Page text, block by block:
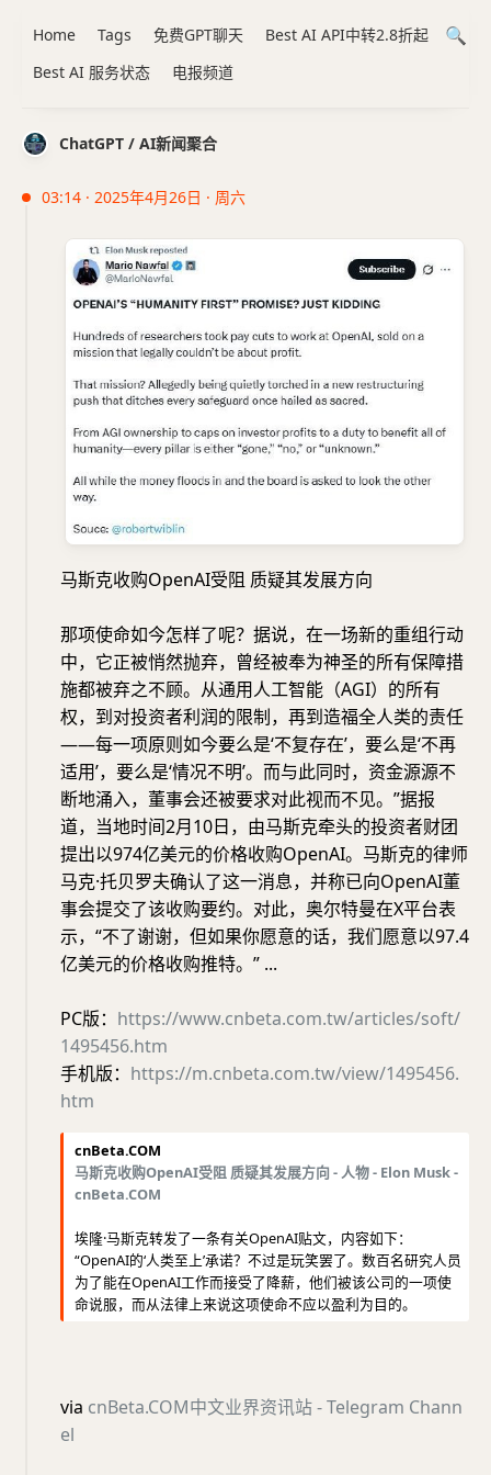
ChatGPT / AI新闻聚合
03:14 · 2025年4月26日 · 周六
马斯克收购OpenAI受阻 质疑其发展方向
那项使命如今怎样了呢？据说，在一场新的重组行动
中，它正被悄然抛弃，曾经被奉为神圣的所有保障措
施都被弃之不顾。从通用人工智能（AGI）的所有
权，到对投资者利润的限制，再到造福全人类的责任
——每一项原则如今要么是‘不复存在’，要么是‘不再
适用’，要么是‘情况不明’。而与此同时，资金源源不
断地涌入，董事会还被要求对此视而不见。”据报
道，当地时间2月10日，由马斯克牵头的投资者财团
提出以974亿美元的价格收购OpenAI。马斯克的律师
马克·托贝罗夫确认了这一消息，并称已向OpenAI董
事会提交了该收购要约。对此，奥尔特曼在X平台表
示，“不了谢谢，但如果你愿意的话，我们愿意以97.4
亿美元的价格收购推特。” ...
PC版： https://www.cnbeta.com.tw/articles/soft/
1495456.htm
手机版： https://m.cnbeta.com.tw/view/1495456.
htm
cnBeta.COM
马斯克收购OpenAI受阻 质疑其发展方向 - 人物 - Elon Musk -
cnBeta.COM
埃隆·马斯克转发了一条有关OpenAI贴文，内容如下：
“OpenAI的‘人类至上’承诺？不过是玩笑罢了。数百名研究人员
为了能在OpenAI工作而接受了降薪，他们被该公司的一项使
命说服，而从法律上来说这项使命不应以盈利为目的。
via cnBeta.COM中文业界资讯站 - Telegram Chann
el
Home Tags 免费GPT聊天
Best AI API中转2.8折起
Best AI 服务状态
电报频道